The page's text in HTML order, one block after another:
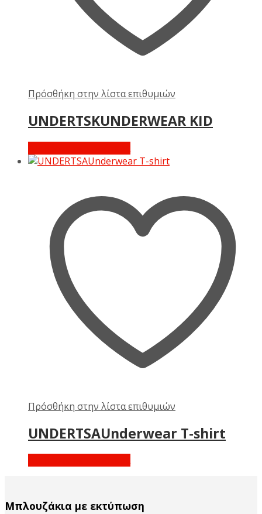
Πρόσθήκη στην λίστα επιθυμιών
UNDERTSKUNDERWEAR KID
Πρόσθήκη στην λίστα επιθυμιών
UNDERTSAUnderwear T-shirt
Μπλουζάκια με εκτύπωση